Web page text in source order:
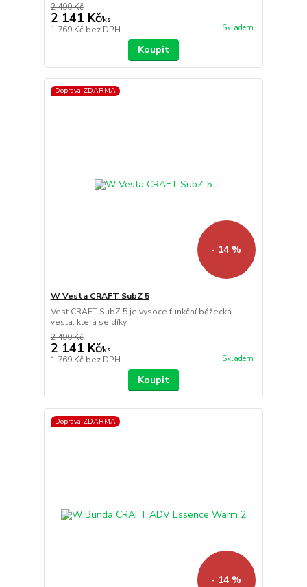
2 490 Kč
2 141 Kč/ks
1 769 Kč bez DPH Skladem
Koupit
Doprava ZDARMA
- 14 %
W Vesta CRAFT SubZ 5
Vest CRAFT SubZ 5 je vysoce funkční běžecká
vesta, která se díky ...
2 490 Kč
2 141 Kč/ks
1 769 Kč bez DPH Skladem
Koupit
Doprava ZDARMA
- 14 %